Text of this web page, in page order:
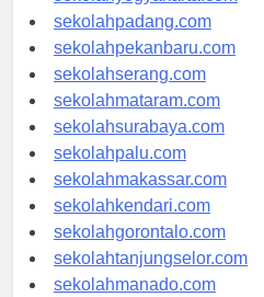
sekolahyogyakarta.com
sekolahpadang.com
sekolahpekanbaru.com
sekolahserang.com
sekolahmataram.com
sekolahsurabaya.com
sekolahpalu.com
sekolahmakassar.com
sekolahkendari.com
sekolahgorontalo.com
sekolahtanjungselor.com